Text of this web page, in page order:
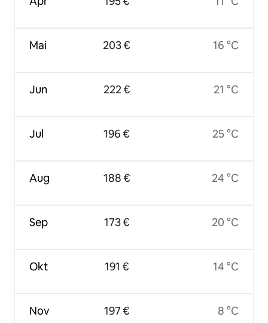
Mai
Jun
Jul
Aug
Sep
Okt
Nov
203 €
222 €
196 €
188 €
173 €
191 €
197 €
16 °C
21 °C
25 °C
24 °C
20 °C
14 °C
8 °C